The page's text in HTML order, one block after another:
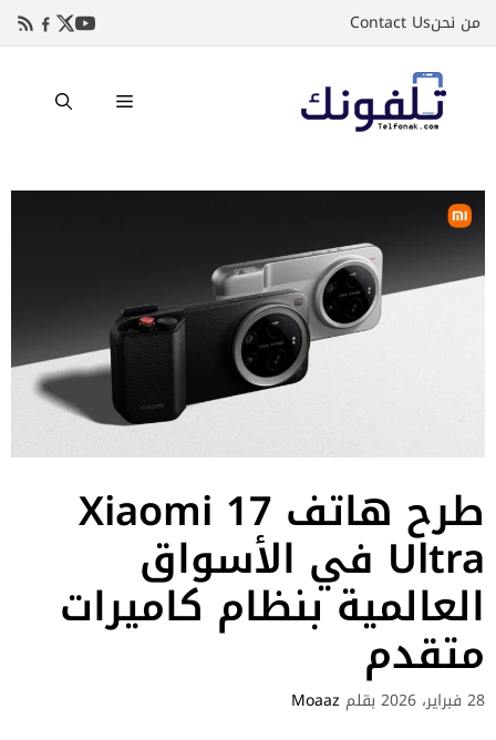
إلىمن نحنContact Us
القائمة
طرح هاتف Xiaomi 17
Ultra في الأسواق
العالمية بنظام كاميرات
متقدم
28 فبراير، 2026 بقلم Moaaz